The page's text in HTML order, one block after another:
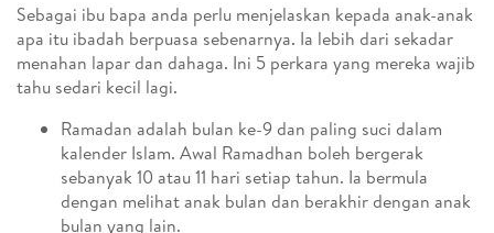
Sebagai ibu bapa anda perlu menjelaskan kepada anak-anak
apa itu ibadah berpuasa sebenarnya. Ia lebih dari sekadar
menahan lapar dan dahaga. Ini 5 perkara yang mereka wajib
tahu sedari kecil lagi.
Ramadan adalah bulan ke-9 dan paling suci dalam
kalender Islam. Awal Ramadhan boleh bergerak
sebanyak 10 atau 11 hari setiap tahun. Ia bermula
dengan melihat anak bulan dan berakhir dengan anak
bulan yang lain.